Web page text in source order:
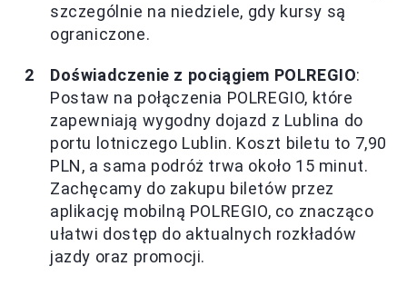
szczególnie na niedziele, gdy kursy są
ograniczone.
Doświadczenie z pociągiem POLREGIO:
Postaw na połączenia POLREGIO, które
zapewniają wygodny dojazd z Lublina do
portu lotniczego Lublin. Koszt biletu to 7,90
PLN, a sama podróż trwa około 15 minut.
Zachęcamy do zakupu biletów przez
aplikację mobilną POLREGIO, co znacząco
ułatwi dostęp do aktualnych rozkładów
jazdy oraz promocji.